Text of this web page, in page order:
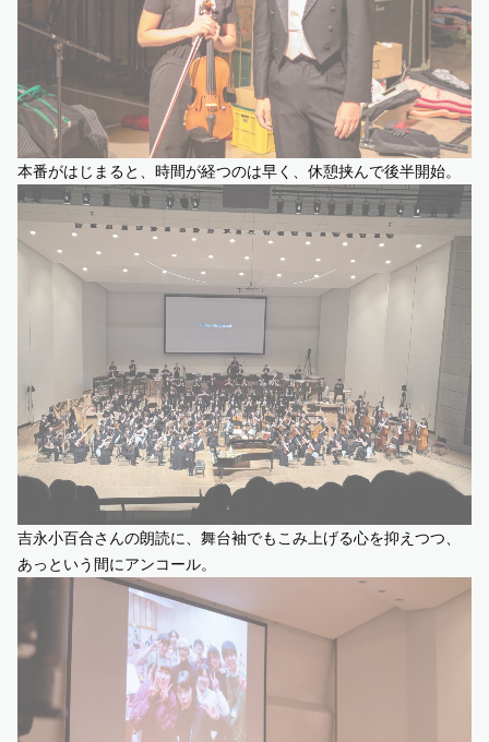
本番がはじまると、時間が経つのは早く、休憩挟んで後半開始。
吉永小百合さんの朗読に、舞台袖でもこみ上げる心を抑えつつ、
あっという間にアンコール。